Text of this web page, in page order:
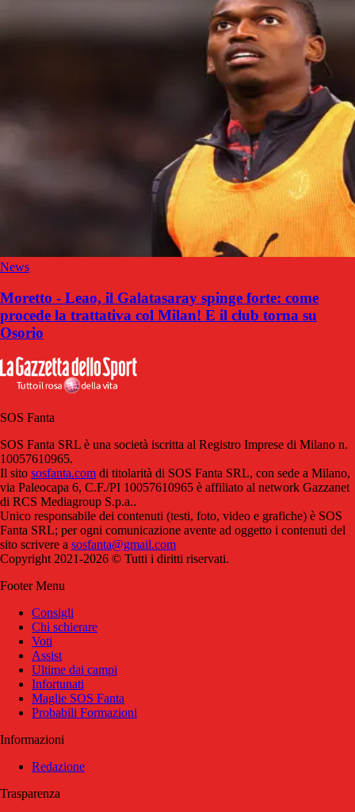
News
Moretto - Leao, il Galatasaray spinge forte: come
procede la trattativa col Milan! E il club torna su
Osorio
SOS Fanta
SOS Fanta SRL è una società iscritta al Registro Imprese di Milano n.
10057610965.
Il sito sosfanta.com di titolarità di SOS Fanta SRL, con sede a Milano,
via Paleocapa 6, C.F./PI 10057610965 è affiliato al network Gazzanet
di RCS Mediagroup S.p.a..
Unico responsabile dei contenuti (testi, foto, video e grafiche) è SOS
Fanta SRL; per ogni comunicazione avente ad oggetto i contenuti del
sito scrivere a sosfanta@gmail.com
Copyright 2021-2026 © Tutti i diritti riservati.
Footer Menu
Consigli
Chi schierare
Voti
Assist
Ultime dai campi
Infortunati
Maglie SOS Fanta
Probabili Formazioni
Informazioni
Redazione
Trasparenza